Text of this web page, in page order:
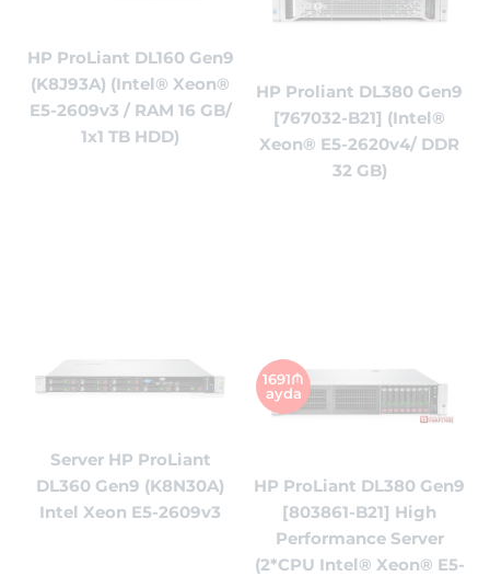
HP ProLiant DL160 Gen9
(K8J93A) (Intel® Xeon®
E5-2609v3 / RAM 16 GB/
1x1 TB HDD)
HP Proliant DL380 Gen9
[767032-B21] (Intel®
Xeon® E5-2620v4/ DDR
32 GB)
Server HP ProLiant
DL360 Gen9 (K8N30A)
Intel Xeon E5-2609v3
1691₼
ayda
HP ProLiant DL380 Gen9
[803861-B21] High
Performance Server
(2*CPU Intel® Xeon® E5-